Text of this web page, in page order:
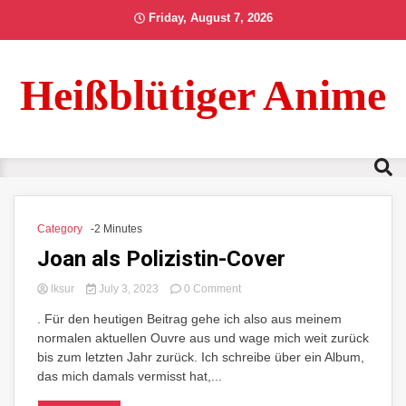
Friday, August 7, 2026
Heißblütiger Anime
Category -2 Minutes
Joan als Polizistin-Cover
lksur July 3, 2023 0 Commenton
als
Polizistin-
Cover
. Für den heutigen Beitrag gehe ich also aus meinem
normalen aktuellen Ouvre aus und wage mich weit zurück
bis zum letzten Jahr zurück. Ich schreibe über ein Album,
das mich damals vermisst hat,...